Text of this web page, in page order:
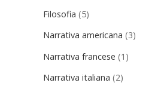
Filosofia (5)
Narrativa americana (3)
Narrativa francese (1)
Narrativa italiana (2)